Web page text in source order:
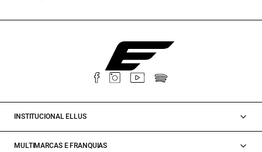
INSTITUCIONAL ELLUS
MULTIMARCAS E FRANQUIAS